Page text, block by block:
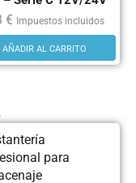
€ Impuestos incluidos
AÑADIR AL CARRITO